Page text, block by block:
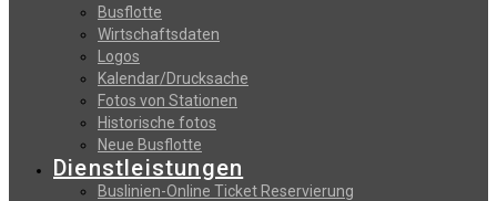
Busflotte
Wirtschaftsdaten
Logos
Kalendar/Drucksache
Fotos von Stationen
Historische fotos
Neue Busflotte
Dienstleistungen
Buslinien-Online Ticket Reservierung